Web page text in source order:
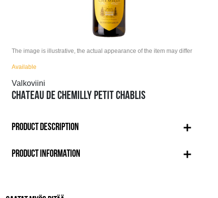
The image is illustrative, the actual appearance of the item may differ
Available
Valkoviini
CHATEAU DE CHEMILLY PETIT CHABLIS
PRODUCT DESCRIPTION
PRODUCT INFORMATION